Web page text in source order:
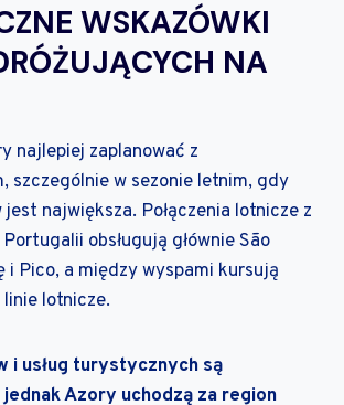
WSKAZÓWKI
NA
najlepiej zaplanować z
szczególnie w sezonie letnim, gdy
największa. Połączenia lotnicze z
obsługują głównie São
i Pico, a między wyspami kursują
lotnicze.
i usług turystycznych są
Azory uchodzą za region